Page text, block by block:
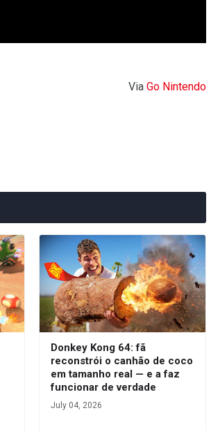
Via Go Nintendo
Donkey Kong 64: fã
reconstrói o canhão de coco
em tamanho real — e a faz
funcionar de verdade
July 04, 2026